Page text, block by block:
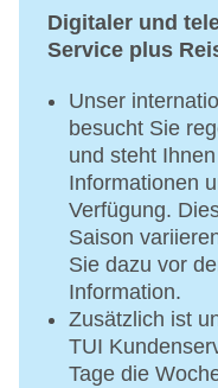
Digitaler und
Service plus
Unser
besucht Sie
und steht
Informationen
Verfügung.
Saison
Sie dazu vor
Information.
Zusätzlich ist
TUI
Tage die